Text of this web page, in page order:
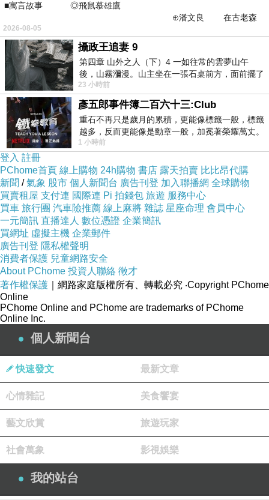
下一篇： 情歸何處 ?
■寓言故事 ◎飛鼠慕雄鷹
⊕潘文良 在古老森
林的底層，住著一隻小飛鼠
2026-08-05
攝政王追妻 9
第四章 山外之人（下）4 一如往常的雲夢山午
後，山霧瀰漫。山主坐在一張石桌前方，面前擺了
一盤未下完的棋盤，還有一壺茶與兩只冒
23 小時前
彥五郎事件簿二百六十三:Club
重石不再只是歲月的累積，更能像標籤一般，標籤
越多，反而更能像是勳章一般，加冕著榮耀萬丈。
習慣一如縱容，成了再難輕輕放下的罪證
1 小時前
登入 註冊
PChome首頁 線上購物 24h購物 書店 露天拍賣 比比昂代購
新聞 /氣象 股市 個人新聞台 廣告刊登 加入聯播網 全球購物
買賣租屋 支付連 國際連 Pi 拍錢包 旅遊 服務中心
買車 旅行團 汽車險推薦 線上麻將 雜誌 星座命理 會員中心
一元簡訊 直播達人 數位憑證 企業簡訊
買網址 虛擬主機 企業郵件
廣告刊登 隱私權聲明
消費者保護 兒童網路安全
About PChome 投資人聯絡 徵才
著作權保護 ｜網路家庭版權所有、轉載必究 ‧Copyright PChome
Online
PChome Online and PChome are trademarks of PChome
Online Inc.
個人新聞台
快速發文 最新文章
心情雜記 美食饗宴
藝文欣賞 旅遊玩家
社會萬象 影視娛樂
我的站台